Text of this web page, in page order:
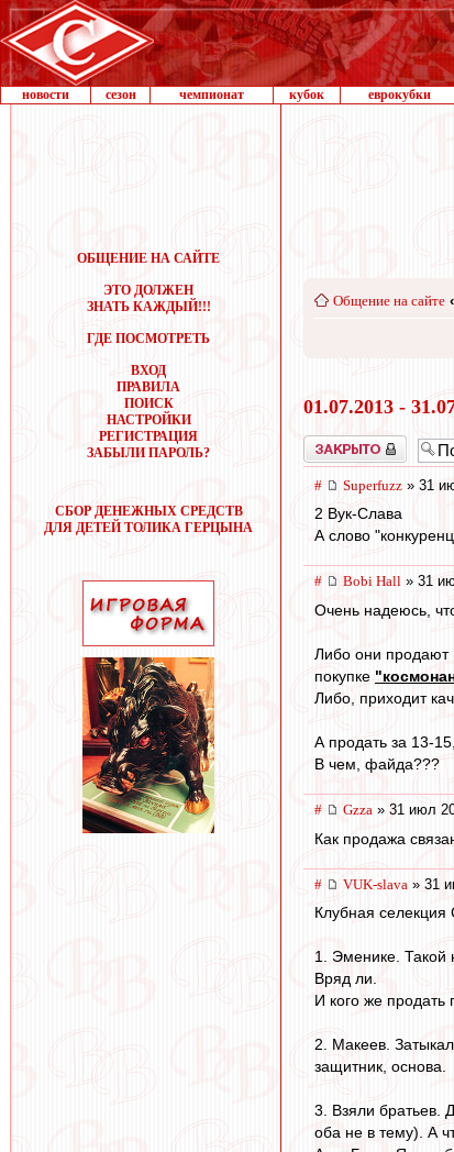
новости сезон чемпионат кубок еврокубки
ОБЩЕНИЕ НА САЙТЕ
ЭТО ДОЛЖЕН
ЗНАТЬ КАЖДЫЙ!!!
ГДЕ ПОСМОТРЕТЬ
ВХОД
ПРАВИЛА
ПОИСК
НАСТРОЙКИ
РЕГИСТРАЦИЯ
ЗАБЫЛИ ПАРОЛЬ?
СБОР ДЕНЕЖНЫХ СРЕДСТВ
ДЛЯ ДЕТЕЙ ТОЛИКА ГЕРЦЫНА
Общение на сайте ‹
01.07.2013 -
Закрыто
# Superfuzz » 31
2 Вук-Слава
А слово
# Bobi Hall » 31
Очень надеюсь,
Либо они продают
покупке
Либо, приходит
А продать за 13-
В чем, файда???
# Gzza » 31 июл
Как продажа
# VUK-slava » 31
Клубная селекция
1. Эменике. Такой
Вряд ли.
И кого же продать
2. Макеев.
защитник, основа.
3. Взяли братьев.
оба не в тему). А